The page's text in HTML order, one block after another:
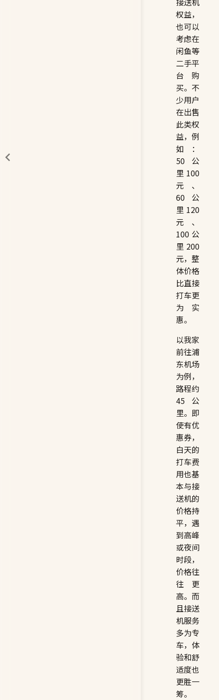
权益，
也可以
考虑在
闲鱼等
二手平
台购
买。不
少用户
在出售
此类权
益，例
如：
50 公
里 100
元、
60 公
里 120
元、
100 公
里 200
元，整
体价格
比直接
打车更
为实
惠。
以我家
前往浦
东机场
为例，
路程约
45 公
里。即
使有优
惠券，
白天的
打车费
用也基
本与接
送机的
价格持
平，遇
到高峰
或夜间
时段，
价格往
往更
高。而
且接送
机服务
多为专
车，体
验和舒
适度也
更胜一
筹。